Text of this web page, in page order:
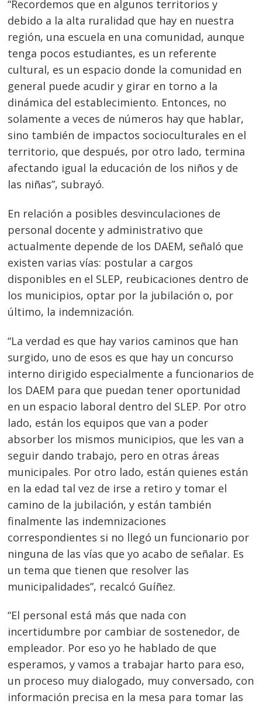
“Recordemos que en algunos territorios y
debido a la alta ruralidad que hay en nuestra
región, una escuela en una comunidad, aunque
tenga pocos estudiantes, es un referente
cultural, es un espacio donde la comunidad en
general puede acudir y girar en torno a la
dinámica del establecimiento. Entonces, no
solamente a veces de números hay que hablar,
sino también de impactos socioculturales en el
territorio, que después, por otro lado, termina
afectando igual la educación de los niños y de
las niñas”, subrayó.
En relación a posibles desvinculaciones de
personal docente y administrativo que
actualmente depende de los DAEM, señaló que
existen varias vías: postular a cargos
disponibles en el SLEP, reubicaciones dentro de
los municipios, optar por la jubilación o, por
último, la indemnización.
“La verdad es que hay varios caminos que han
surgido, uno de esos es que hay un concurso
interno dirigido especialmente a funcionarios de
los DAEM para que puedan tener oportunidad
en un espacio laboral dentro del SLEP. Por otro
lado, están los equipos que van a poder
absorber los mismos municipios, que les van a
seguir dando trabajo, pero en otras áreas
municipales. Por otro lado, están quienes están
en la edad tal vez de irse a retiro y tomar el
camino de la jubilación, y están también
finalmente las indemnizaciones
correspondientes si no llegó un funcionario por
ninguna de las vías que yo acabo de señalar. Es
un tema que tienen que resolver las
municipalidades”, recalcó Guíñez.
“El personal está más que nada con
incertidumbre por cambiar de sostenedor, de
empleador. Por eso yo he hablado de que
esperamos, y vamos a trabajar harto para eso,
un proceso muy dialogado, muy conversado, con
información precisa en la mesa para tomar las
Navegación
de
entradas